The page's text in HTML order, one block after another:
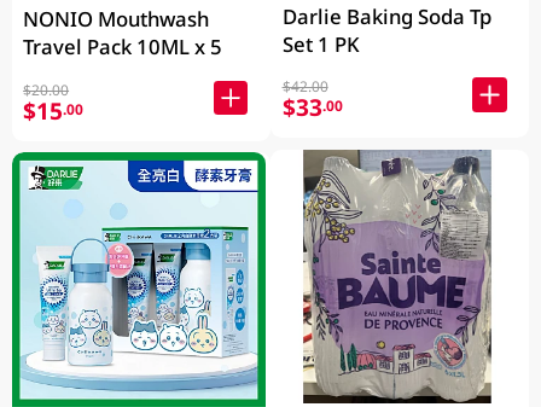
NONIO Mouthwash
Travel Pack 10ML x 5
$20.00
$15.00
Darlie Baking Soda Tp
Set 1 PK
$42.00
$33.00